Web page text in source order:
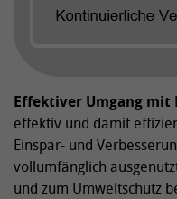
Effektiver Umgang mit
effektiv und damit
Einspar- und
vollumfänglich
und zum Umweltschutz